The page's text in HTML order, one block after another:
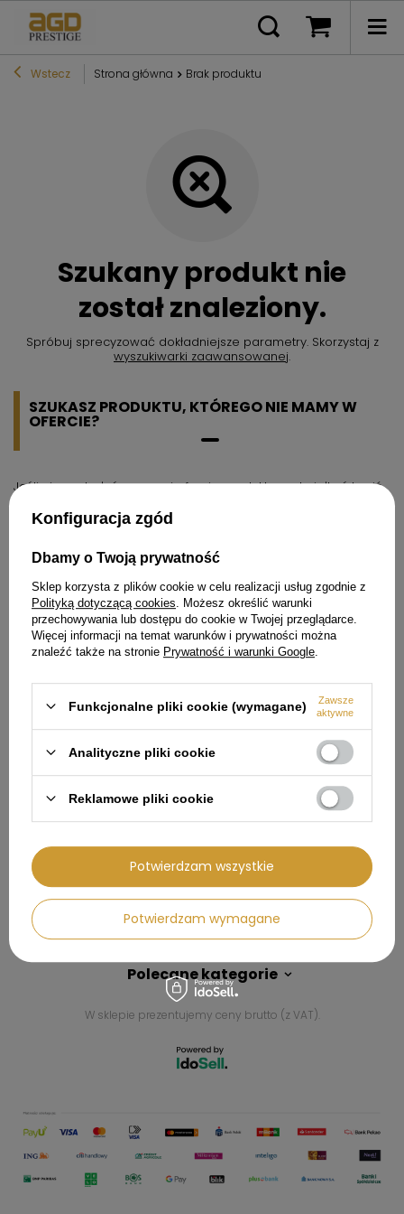
Wstecz Strona główna Brak produktu
Szukany produkt nie
został znaleziony.
Spróbuj sprecyzować dokładniejsze parametry. Skorzystaj z
wyszukiwarki zaawansowanej.
SZUKASZ PRODUKTU, KTÓREGO NIE MAMY W
OFERCIE?
Jeśli nie znalazłeś w naszej ofercie produktu, a chciałbyś kupić
formularza i przesłać nam opis szukanego przedmiotu. Aby
móc to zrobić musisz byćzalogowany
Zamówienia
Śledzenie przesyłki
Chcę zareklamować produkt
Chcę odstąpić od umowy
Chcę wymienić produkt
Kontakt
Konto
Regulaminy
Polecane kategorie
W sklepie prezentujemy ceny brutto (z VAT).
Konfiguracja zgód
Dbamy o Twoją prywatność
Sklep korzysta z plików cookie w celu realizacji usług zgodnie z
Polityką dotyczącą cookies . Możesz określić warunki
przechowywania lub dostępu do cookie w Twojej przeglądarce.
Więcej informacji na temat warunków i prywatności można
znaleźć także na stronie Prywatność i warunki Google
Funkcjonalne pliki cookie (wymagane)
Zawsze
aktywne
Analityczne pliki cookie
Reklamowe pliki cookie
Potwierdzam wymagane
Potwierdzam wszystkie